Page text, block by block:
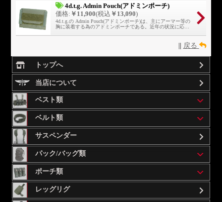
4d.t.g. Admin Pouch(アドミンポーチ)
価格: ￥11,900(税込 ￥13,090)
4d.t.g.の Admin Pouch(アドミンポーチ)は、主にアーマー等の
胸に装着する為のアドミンポーチである。近年の状況に応
型化されている。
|| 戻る
トップへ
当店について
ベスト類
ベルト類
サスペンダー
パック/バッグ類
ポーチ類
レッグリグ